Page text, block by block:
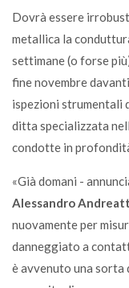
Dovrà essere
metallica la
settimane (o forse
fine novembre
ispezioni strumentali
ditta specializzata
condotte in
«Già domani -
Alessandro
nuovamente per
danneggiato a
è avvenuto una sorta